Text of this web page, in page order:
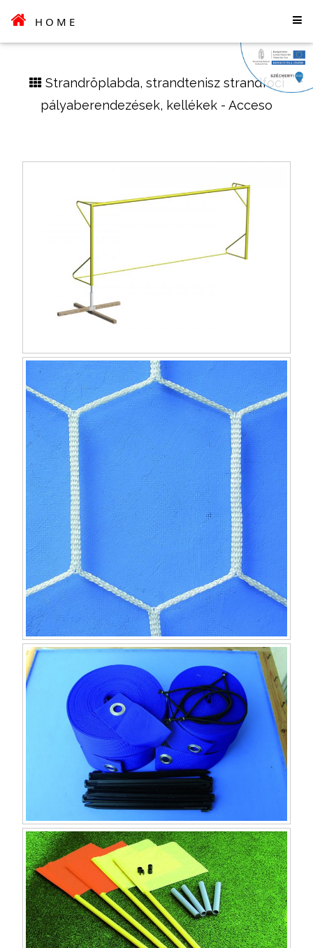
HOME
Strandröplabda, strandtenisz strandfoci
pályaberendezések, kellékek - Acceso